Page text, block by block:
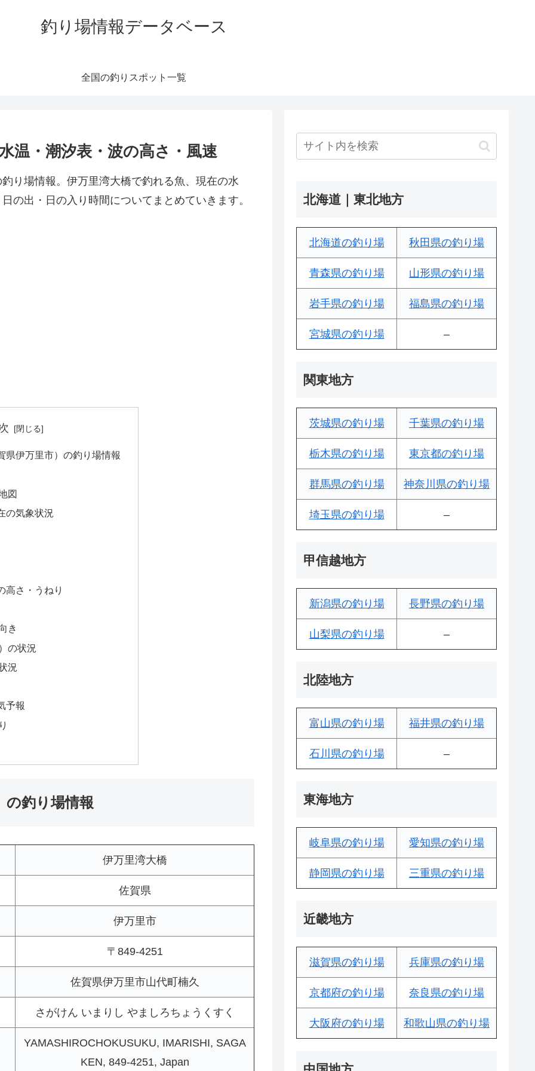
釣り場情報データベース
全国の釣りスポット一覧
温・潮汐表・波の高さ・風速
り場情報。伊万里湾大橋で釣れる魚、現在の水
の出・日の入り時間についてまとめていきます。
県伊万里市）の釣り場情報
図
の気象状況
高さ・うねり
き
の状況
況
予報
の釣り場情報
伊万里湾大橋
佐賀県
伊万里市
〒849-4251
佐賀県伊万里市山代町楠久
さがけん いまりし やましろちょうくすく
YAMASHIROCHOKUSUKU, IMARISHI, SAGA
KEN, 849-4251, Japan
北海道｜東北地方
北海道の釣り場 秋田県の釣り場
青森県の釣り場 山形県の釣り場
岩手県の釣り場 福島県の釣り場
宮城県の釣り場 –
関東地方
茨城県の釣り場 千葉県の釣り場
栃木県の釣り場 東京都の釣り場
群馬県の釣り場 神奈川県の釣り場
埼玉県の釣り場 –
甲信越地方
新潟県の釣り場 長野県の釣り場
山梨県の釣り場 –
北陸地方
富山県の釣り場 福井県の釣り場
石川県の釣り場 –
東海地方
岐阜県の釣り場 愛知県の釣り場
静岡県の釣り場 三重県の釣り場
近畿地方
滋賀県の釣り場 兵庫県の釣り場
京都府の釣り場 奈良県の釣り場
大阪府の釣り場 和歌山県の釣り場